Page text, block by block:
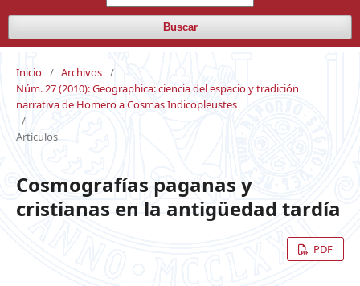
Buscar
Inicio / Archivos /
Núm. 27 (2010): Geographica: ciencia del espacio y tradición
narrativa de Homero a Cosmas Indicopleustes
/
Artículos
Cosmografías paganas y
cristianas en la antigüedad tardía
PDF